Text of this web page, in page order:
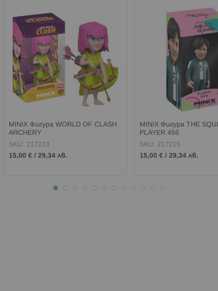
MINIX Фигура WORLD OF CLASH
ARCHERY
SKU: 217233
15,00 € / 29,34 лв.
MINIX Фигура THE
PLAYER 456
SKU: 217215
15,00 € / 29,34 лв.